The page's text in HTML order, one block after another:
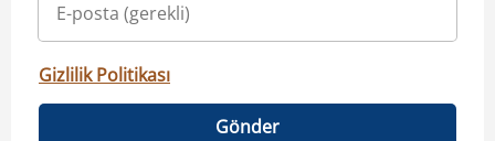
Gizlilik Politikası
Gönder